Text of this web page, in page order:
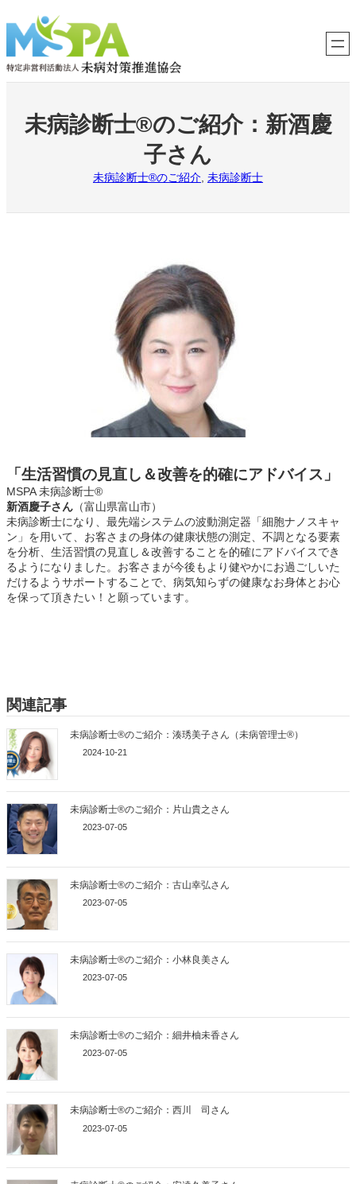
容
を
ス
キ
未病診断士®のご紹介：新酒慶
子さん
未病診断士®のご紹介 未病診断士
「生活習慣の見直し＆改善を的確にアドバイス」
MSPA 未病診断士®
新酒慶子さん （富山県富山市）
未病診断士になり、最先端システムの波動測定器「細胞ナノスキャ
ン」を用いて、お客さまの身体の健康状態の測定、不調となる要素
を分析、生活習慣の見直し＆改善することを的確にアドバイスでき
るようになりました。お客さまが今後もより健やかにお過ごしいた
だけるようサポートすることで、病気知らずの健康なお身体とお心
を保って頂きたい！と願っています。
関連記事
未病診断士®のご紹介：湊琇美子さん（未病管理士®）
2024-10-21
未病診断士®のご紹介：片山貴之さん
2023-07-05
未病診断士®のご紹介：古山幸弘さん
2023-07-05
未病診断士®のご紹介：小林良美さん
2023-07-05
未病診断士®のご紹介：細井柚未香さん
2023-07-05
未病診断士®のご紹介：西川 司さん
2023-07-05